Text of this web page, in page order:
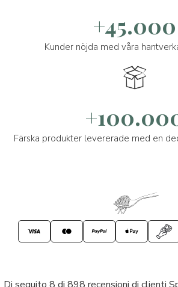
+45.000
Kunder nöjda med våra
Färska produkter levererade med en
Di seguito 8 di 898 recensioni di clienti